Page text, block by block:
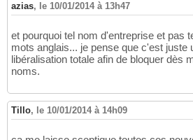
azias, le 10/01/2014 à 13h47
et pourquoi tel nom d'entreprise et pas
mots anglais... je pense que c'est juste
libéralisation totale afin de bloquer dès
noms.
Tillo, le 10/01/2014 à 14h09